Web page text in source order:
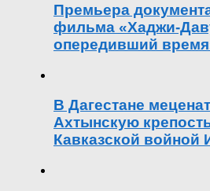
Премьера
фильма «Хаджи-
опередивший
В Дагестане
Ахтынскую
Кавказской